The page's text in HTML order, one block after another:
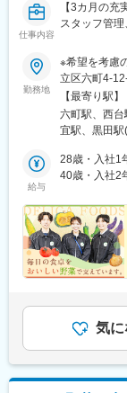
仕事内容
【3カ月の
スタッフ管
勤務地
※希望を考慮
立区六町4-
舟渡4-2-27
都昭島市武
大和市深見西
1-11-2 茨木市駅より車で18分■大阪大阪府茨木市宮島2-1-13千里
丘駅より車で
車で15分■広
島センター内
央一条3-1-70
東郷駅より車
り）
【最寄り駅】
六町駅、西
宜駅、黒田
給与
28歳・入社1
40歳・入社2
気に